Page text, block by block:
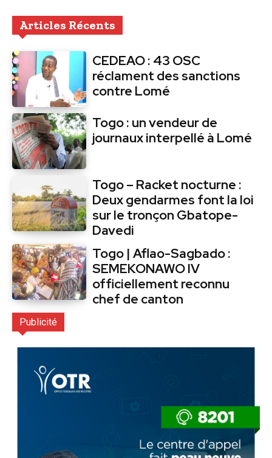
Articles Récents
CEDEAO : 43 OSC
réclament des sanctions
contre Lomé
Togo : un vendeur de
journaux interpellé à Lomé
Togo – Racket nocturne :
Deux gendarmes font la loi
sur le tronçon Gbatope-
Davedi
Togo | Aflao-Sagbado :
SEMEKONAWO IV
officiellement reconnu
chef de canton
Publicité